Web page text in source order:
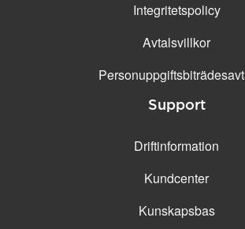
Integritetspolicy
Avtalsvillkor
Support
Driftinformation
Kundcenter
Kunskapsbas